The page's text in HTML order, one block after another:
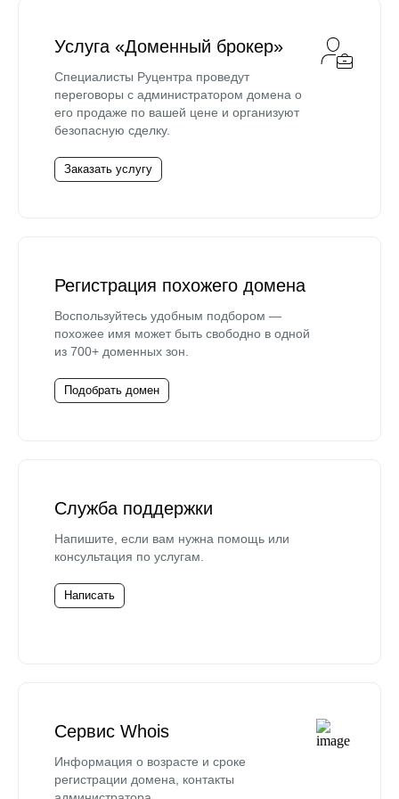
Услуга «Доменный брокер»
Специалисты Руцентра проведут
переговоры с администратором домена о
его продаже по вашей цене и организуют
безопасную сделку.
Заказать услугу
Регистрация похожего домена
Воспользуйтесь удобным подбором —
похожее имя может быть свободно в одной
из 700+ доменных зон.
Подобрать домен
Служба поддержки
Напишите, если вам нужна помощь или
консультация по услугам.
Написать
Сервис Whois
Информация о возрасте и сроке
регистрации домена, контакты